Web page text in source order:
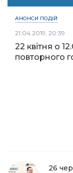
АНОНСИ ПОДІЙ
21.04.2019, 20:39
22 квітня о
повторного
26